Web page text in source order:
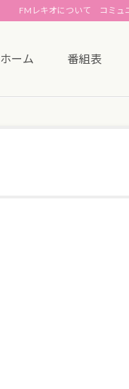
コミュ
FMレキオについて
ホーム 番組表